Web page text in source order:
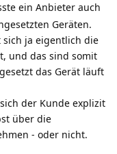
ein Anbieter auch
Geräten.
sich ja eigentlich die
und das sind somit
das Gerät läuft
der Kunde explizit
über die
- oder nicht.